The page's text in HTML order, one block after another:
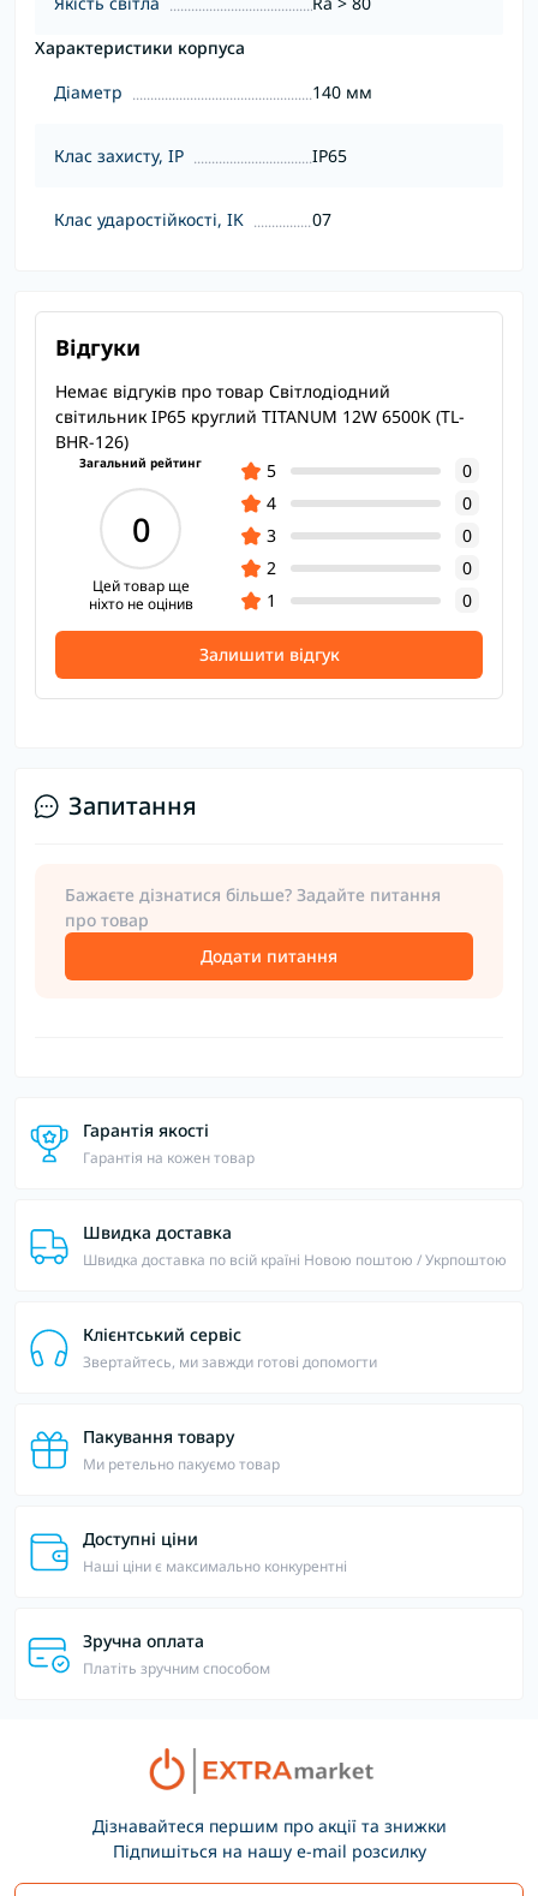
Характеристики корпуса
Діаметр
140 мм
Клас захисту, IP IP65
Клас ударостійкості, IK 07
Відгуки
Немає відгуків про товар Світлодіодний
світильник IP65 круглий TITANUM 12W 6500K (TL-
BHR-126)
Загальний рейтинг
0
Цей товар ще
ніхто не оцінив
5
0
4
0
3
0
2
0
1
0
Залишити відгук
Запитання
Бажаєте дізнатися більше? Задайте питання
про товар
Додати питання
Гарантія якості
Гарантія на кожен товар
Швидка доставка
Швидка доставка по всій країні Новою поштою / Укрпоштою
Клієнтський сервіс
Звертайтесь, ми завжди готові допомогти
Пакування товару
Ми ретельно пакуємо товар
Доступні ціни
Наші ціни є максимально конкурентні
Зручна оплата
Платіть зручним способом
Дізнавайтеся першим про акції та знижки
Підпишіться на нашу e-mail розсилку